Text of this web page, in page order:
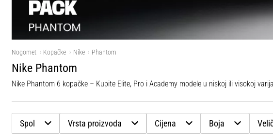
Nogomet Kopačke Nike Phantom
Nike Phantom
Nike Phantom 6 kopačke – Kupite Elite, Pro i Academy modele u niskoj ili visokoj
Spol Vrsta proizvoda Cijena Boja